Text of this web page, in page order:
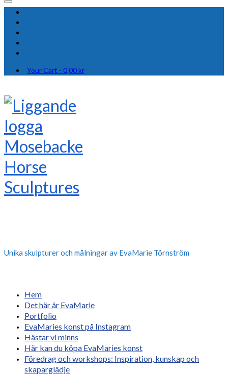
Your Cart - 0,00kr
Unika skulpturer och målningar av EvaMarie Törnström
Hem
Det här är EvaMarie
Portfolio
EvaMaries konst på Instagram
Hästar vi minns
Här kan du köpa EvaMaries konst
Föredrag och workshops: Inspiration, kunskap och
skaparglädje